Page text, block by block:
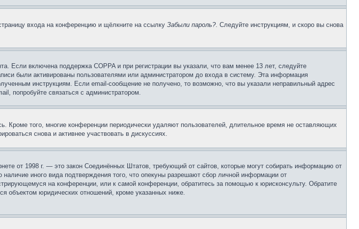
входа на конференцию и щёлкните на ссылку Забыли пароль?. Следуйте инструкциям, и скоро вы снова
Если включена поддержка COPPA и при регистрации вы указали, что вам менее 13 лет, следуйте
были активированы пользователями или администратором до входа в систему. Эта информация
инструкциям. Если email-сообщение не получено, то возможно, что вы указали неправильный адрес
попробуйте связаться с администратором.
Кроме того, многие конференции периодически удаляют пользователей, длительное время не оставляющих
снова и активнее участвовать в дискуссиях.
от 1998 г. — это закон Соединённых Штатов, требующий от сайтов, которые могут собирать информацию от
иного вида подтверждения того, что опекуны разрешают сбор личной информации от
на конференции, или к самой конференции, обратитесь за помощью к юрисконсульту. Обратите
объектом юридических отношений, кроме указанных ниже.